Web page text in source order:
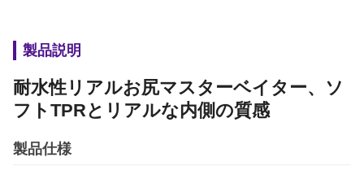
製品説明
耐水性リアルお尻マスターベイター、ソ
フトTPRとリアルな内側の質感
製品仕様